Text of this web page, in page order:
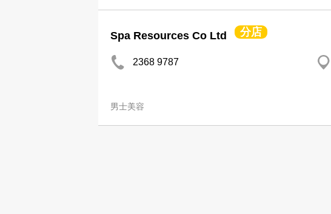
Spa Resources Co Ltd 分店
2368 9787
男士美容